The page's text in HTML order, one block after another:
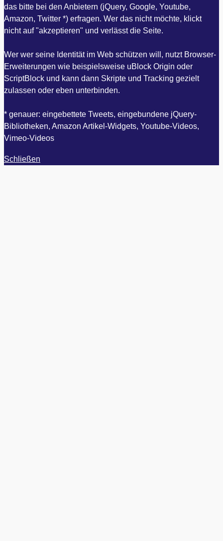
das bitte bei den Anbietern (jQuery, Google, Youtube,
Amazon, Twitter *) erfragen. Wer das nicht möchte, klickt
nicht auf "akzeptieren" und verlässt die Seite.
Wer wer seine Identität im Web schützen will, nutzt Browser-
Erweiterungen wie beispielsweise uBlock Origin oder
ScriptBlock und kann dann Skripte und Tracking gezielt
zulassen oder eben unterbinden.
* genauer: eingebettete Tweets, eingebundene jQuery-
Bibliotheken, Amazon Artikel-Widgets, Youtube-Videos,
Vimeo-Videos
Schließen